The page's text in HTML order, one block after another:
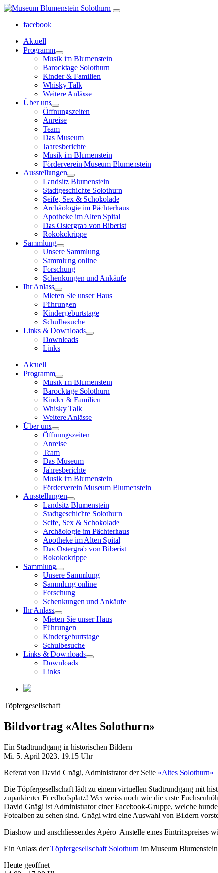
facebook
Aktuell
Programm
Musik im Blumenstein
Barocktage Solothurn
Kinder & Familien
Whisky Talk
Weitere Anlässe
Über uns
Öffnungszeiten
Anreise
Team
Das Museum
Jahresberichte
Musik im Blumenstein
Förderverein Museum Blumenstein
Ausstellungen
Landsitz Blumenstein
Stadtgeschichte Solothurn
Seife, Sex & Schokolade
Archäologie im Pächterhaus
Apotheke im Alten Spital
Das Ostergrab von Biberist
Rokokokrippe
Sammlung
Unsere Sammlung
Sammlung online
Forschung
Schenkungen und Ankäufe
Ihr Anlass
Mieten Sie unser Haus
Führungen
Kindergeburtstage
Schulbesuche
Links & Downloads
Downloads
Links
Aktuell
Programm
Musik im Blumenstein
Barocktage Solothurn
Kinder & Familien
Whisky Talk
Weitere Anlässe
Über uns
Öffnungszeiten
Anreise
Team
Das Museum
Jahresberichte
Musik im Blumenstein
Förderverein Museum Blumenstein
Ausstellungen
Landsitz Blumenstein
Stadtgeschichte Solothurn
Seife, Sex & Schokolade
Archäologie im Pächterhaus
Apotheke im Alten Spital
Das Ostergrab von Biberist
Rokokokrippe
Sammlung
Unsere Sammlung
Sammlung online
Forschung
Schenkungen und Ankäufe
Ihr Anlass
Mieten Sie unser Haus
Führungen
Kindergeburtstage
Schulbesuche
Links & Downloads
Downloads
Links
Töpfergesellschaft
Bildvortrag «Altes Solothurn»
Ein Stadtrundgang in historischen Bildern
Mi, 5. April 2023, 19.15 Uhr
Referat von David Gnägi, Administrator der Seite «Altes Solothurn»
Die Töpfergesellschaft lädt zu einem virtuellen Stadtrundgang mit
zuparkierter Friedhofsplatz! Wer weiss noch wie die erste
David Gnägi ist Administrator einer Facebook-Gruppe, welche
Fotoalben zu sehen sind. Gnägi wird eine Auswahl von Bildern
Diashow und anschliessendes Apéro. Anstelle eines Eintrittspreises
Ein Anlass derTöpfergesellschaft Solothurn im Museum Blumenstein
Heute geöffnet